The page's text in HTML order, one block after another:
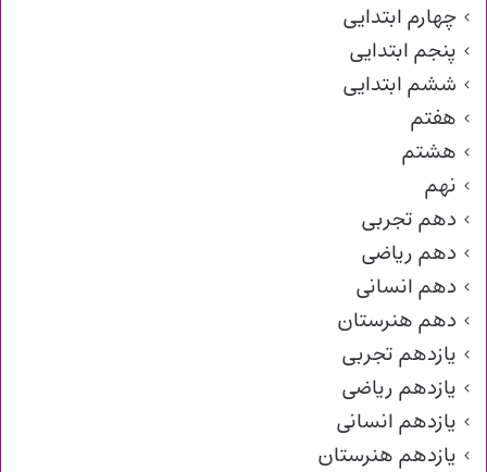
چهارم ابتدایی
پنجم ابتدایی
ششم ابتدایی
هفتم
هشتم
نهم
دهم تجربی
دهم ریاضی
دهم انسانی
دهم هنرستان
یازدهم تجربی
یازدهم ریاضی
یازدهم انسانی
یازدهم هنرستان